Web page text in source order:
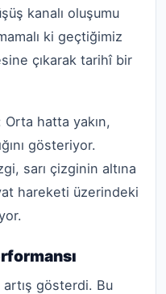
kanalı oluşumu
ki geçtiğimiz
çıkarak tarihî bir
hatta yakın,
gösteriyor.
sarı çizginin altına
hareketi üzerindeki
artış gösterdi. Bu